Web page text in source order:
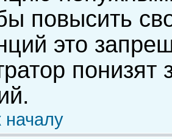
повысить
это
понизят
началу